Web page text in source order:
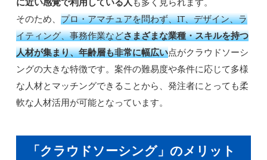
そのため、プロ・アマチュアを問わず、IT、デザイン、ラ
イティング、事務作業などさまざまな業種・スキルを持つ
人材が集まり、年齢層も非常に幅広い点がクラウドソーシ
ングの大きな特徴です。案件の難易度や条件に応じて多様
な人材とマッチングできることから、発注者にとっても柔
軟な人材活用が可能となっています。
「クラウドソーシング」のメリット